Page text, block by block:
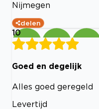
Nijmegen
delen
10
Goed en degelijk
Alles goed geregeld
Levertijd